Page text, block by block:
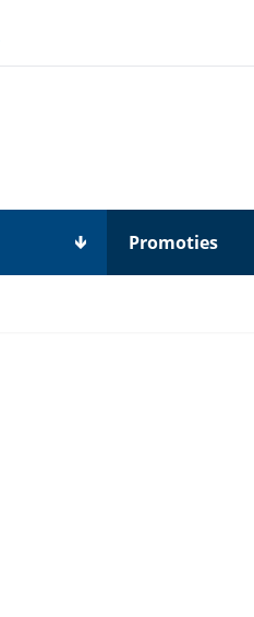
Promoties